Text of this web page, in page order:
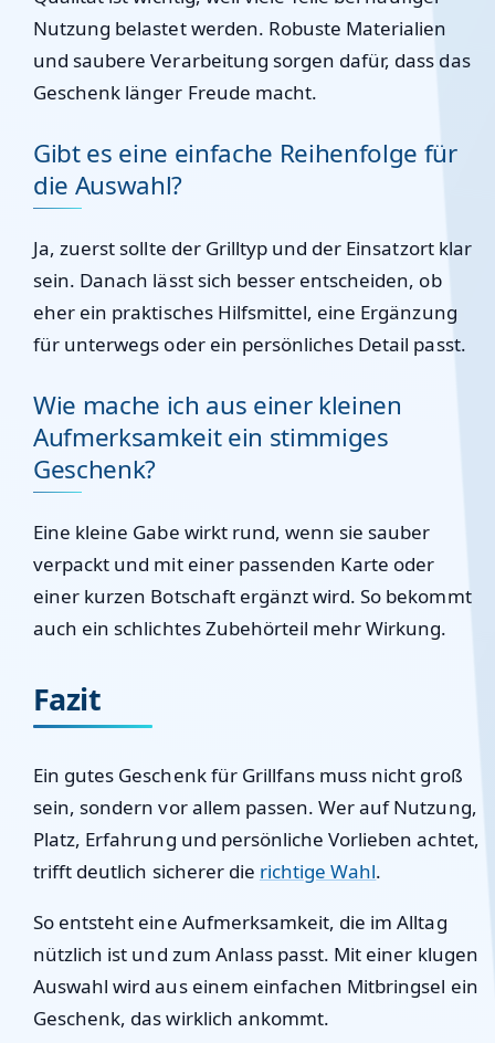
Nutzung belastet werden. Robuste Materialien
und saubere Verarbeitung sorgen dafür, dass das
Geschenk länger Freude macht.
Gibt es eine einfache Reihenfolge für
die Auswahl?
Ja, zuerst sollte der Grilltyp und der Einsatzort klar
sein. Danach lässt sich besser entscheiden, ob
eher ein praktisches Hilfsmittel, eine Ergänzung
für unterwegs oder ein persönliches Detail passt.
Wie mache ich aus einer kleinen
Aufmerksamkeit ein stimmiges
Geschenk?
Eine kleine Gabe wirkt rund, wenn sie sauber
verpackt und mit einer passenden Karte oder
einer kurzen Botschaft ergänzt wird. So bekommt
auch ein schlichtes Zubehörteil mehr Wirkung.
Fazit
Ein gutes Geschenk für Grillfans muss nicht groß
sein, sondern vor allem passen. Wer auf Nutzung,
Platz, Erfahrung und persönliche Vorlieben achtet,
trifft deutlich sicherer die richtige Wahl.
So entsteht eine Aufmerksamkeit, die im Alltag
nützlich ist und zum Anlass passt. Mit einer klugen
Auswahl wird aus einem einfachen Mitbringsel ein
Geschenk, das wirklich ankommt.